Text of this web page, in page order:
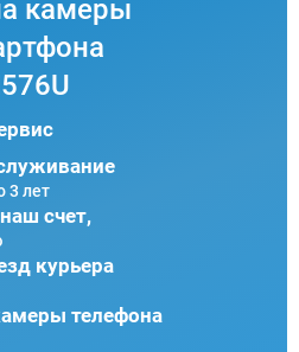
камеры
3 лет
счет,
курьера
телефона